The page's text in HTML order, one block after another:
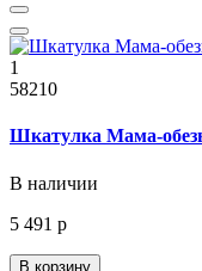
1
58210
Шкатулка Мама-
В наличии
5 491 р
В корзину